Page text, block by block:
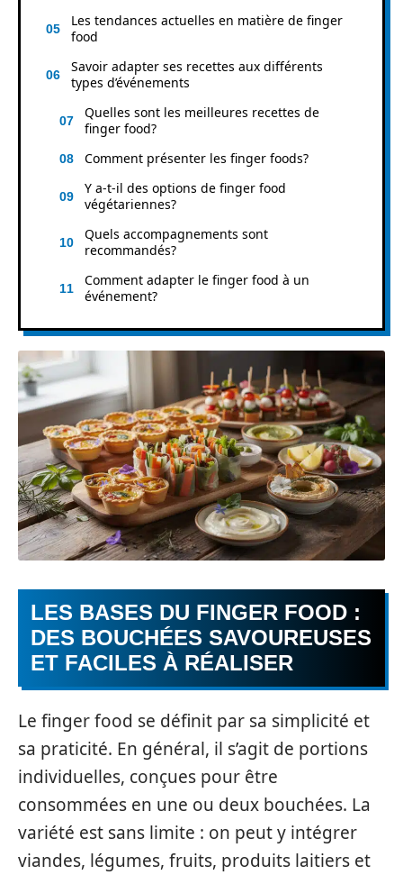
Les tendances actuelles en matière de finger
food
Savoir adapter ses recettes aux différents
types d’événements
Quelles sont les meilleures recettes de
finger food?
Comment présenter les finger foods?
Y a-t-il des options de finger food
végétariennes?
Quels accompagnements sont
recommandés?
Comment adapter le finger food à un
événement?
LES BASES DU FINGER FOOD :
DES BOUCHÉES SAVOUREUSES
ET FACILES À RÉALISER
Le finger food se définit par sa simplicité et
sa praticité. En général, il s’agit de portions
individuelles, conçues pour être
consommées en une ou deux bouchées. La
variété est sans limite : on peut y intégrer
viandes, légumes, fruits, produits laitiers et